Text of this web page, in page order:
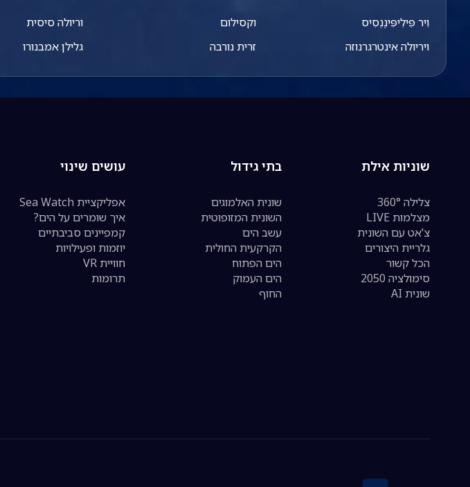
וִיר פִּילִיפִּּינֶנְסִיס
ויריולה אינטרגרנוזה
וקסילום
זרית נורבה
וריולה סיסית
גלילן אמבנורו
שוניות אילת
צלילה 360°
מצלמות LIVE
צ'אט עם השונית
גלריית היצורים
הכל קשור
סימולציה 2050
שונית AI
בתי גידול
שונית האלמוגים
השונית המזופוטית
עשב הים
הקרקעית החולית
הים הפתוח
הים העמוק
החוף
עושים שינוי
אפליקציית Sea Watch
איך שומרים על הים?
קמפיינים סביבתיים
יוזמות ופעילויות
חוויית VR
תרומות